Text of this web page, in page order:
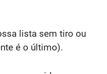
lista sem tiro ou
é o último).